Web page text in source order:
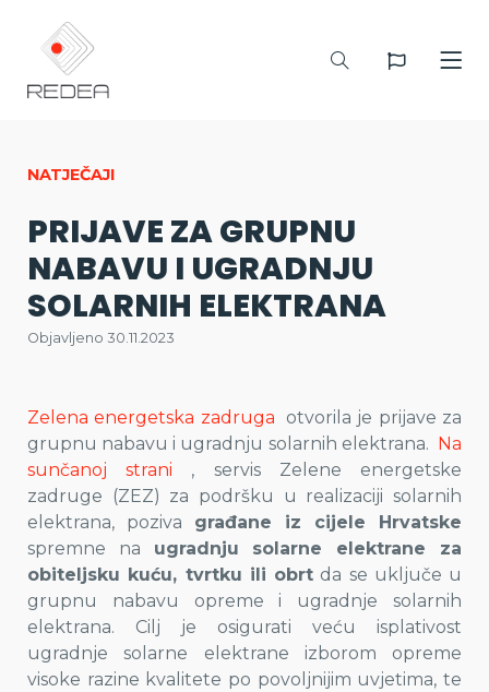
NATJEČAJI
PRIJAVE ZA GRUPNU
NABAVU I UGRADNJU
SOLARNIH ELEKTRANA
Objavljeno 30.11.2023
Zelena energetska zadruga otvorila je prijave za
grupnu nabavu i ugradnju solarnih elektrana. Na
sunčanoj strani , servis Zelene energetske
zadruge (ZEZ) za podršku u realizaciji solarnih
elektrana, poziva građane iz cijele Hrvatske
spremne na ugradnju solarne elektrane za
obiteljsku kuću, tvrtku ili obrt da se uključe u
grupnu nabavu opreme i ugradnje solarnih
elektrana. Cilj je osigurati veću isplativost
ugradnje solarne elektrane izborom opreme
visoke razine kvalitete po povoljnijim uvjetima, te